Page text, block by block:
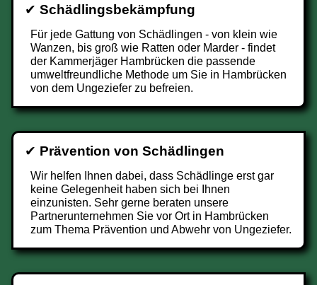
✔ Schädlingsbekämpfung
Für jede Gattung von Schädlingen - von klein wie
Wanzen, bis groß wie Ratten oder Marder - findet
der Kammerjäger Hambrücken die passende
umweltfreundliche Methode um Sie in Hambrücken
von dem Ungeziefer zu befreien.
✔ Prävention von Schädlingen
Wir helfen Ihnen dabei, dass Schädlinge erst gar
keine Gelegenheit haben sich bei Ihnen
einzunisten. Sehr gerne beraten unsere
Partnerunternehmen Sie vor Ort in Hambrücken
zum Thema Prävention und Abwehr von Ungeziefer.